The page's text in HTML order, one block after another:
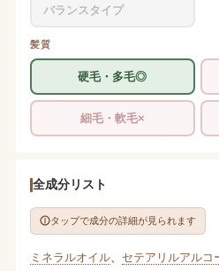
バランスタイプ
髪質
硬毛・多毛◎
細毛・軟毛×
全成分リスト
タップで成分の詳細が見られます
ミネラルオイル、 セテアリルアルコ